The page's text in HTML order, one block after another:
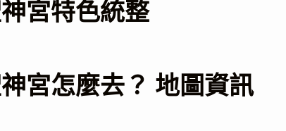
宮特色統整
宮怎麼去？ 地圖資訊